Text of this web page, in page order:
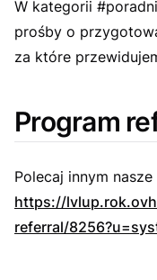
W kategorii
prośby o
za które
Program
Polecaj innym
https://
referral/